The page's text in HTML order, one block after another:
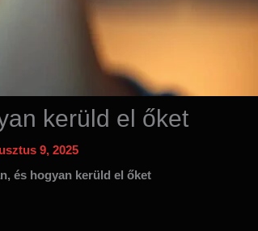
kerüld el őket
9, 2025
és hogyan kerüld el őket